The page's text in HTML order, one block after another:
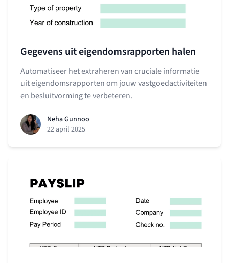
Gegevens uit eigendomsrapporten halen
Automatiseer het extraheren van cruciale informatie
uit eigendomsrapporten om jouw vastgoedactiviteiten
en besluitvorming te verbeteren.
Neha Gunnoo
22 april 2025